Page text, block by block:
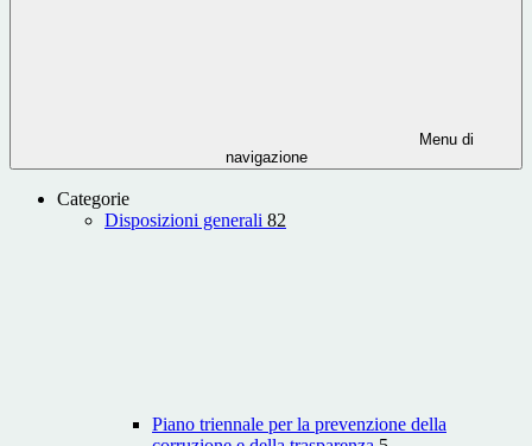
Menu di
navigazione
Categorie
Disposizioni generali 82
Piano triennale per la prevenzione della